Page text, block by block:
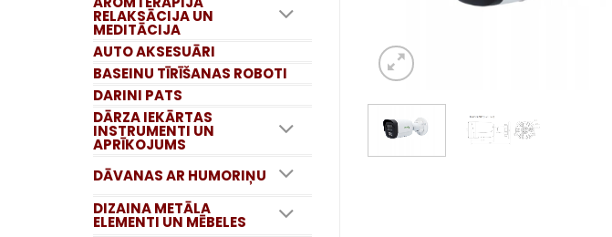
RELAKSĀCIJA UN
MEDITĀCIJA
AUTO AKSESUĀRI
BASEINU TĪRĪŠANAS ROBOTI
DARINI PATS
DĀRZA IEKĀRTAS
INSTRUMENTI UN
APRĪKOJUMS
DĀVANAS AR HUMORIŅU
DIZAINA METĀLA
ELEMENTI UN MĒBELES